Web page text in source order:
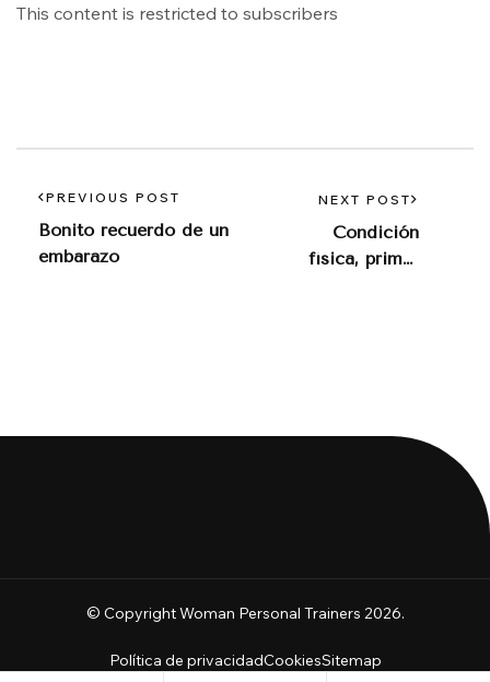
This content is restricted to subscribers
PREVIOUS POST
Bonito recuerdo de un
embarazo
NEXT POST
Condición
física, primer
© Copyright Woman Personal Trainers 2026.
Política de privacidadCookiesSitemap